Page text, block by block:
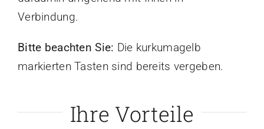
Verbindung.
Bitte beachten Sie: Die kurkumagelb
markierten Tasten sind bereits vergeben.
Ihre Vorteile